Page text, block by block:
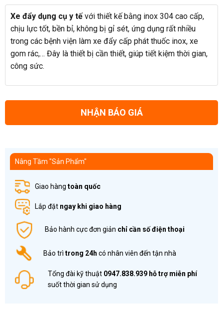
Xe đẩy dụng cụ y tế với thiết kế bằng inox 304 cao cấp,
chịu lực tốt, bền bỉ, không bị gỉ sét, ứng dụng rất nhiều
trong các bệnh viện làm xe đẩy cấp phát thuốc inox, xe
gom rác,… Đây là thiết bị cần thiết, giúp tiết kiệm thời gian,
công sức.
NHẬN BÁO GIÁ
Nâng Tầm "Sản Phẩm"
Giao hàng toàn quốc
Lắp đặt ngay khi giao hàng
Bảo hành cực đơn giản chỉ cần số điện thoại
Bảo trì trong 24h có nhân viên đến tận nhà
Tổng đài kỹ thuật 0947.838.939 hỗ trợ miễn phí
suốt thời gian sử dụng